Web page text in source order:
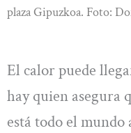
plaza Gipuzkoa. Foto:
El calor puede
hay quien asegura
está todo el